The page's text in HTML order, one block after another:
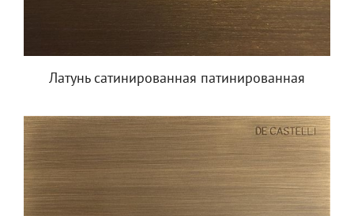
Латунь сатинированная патинированная